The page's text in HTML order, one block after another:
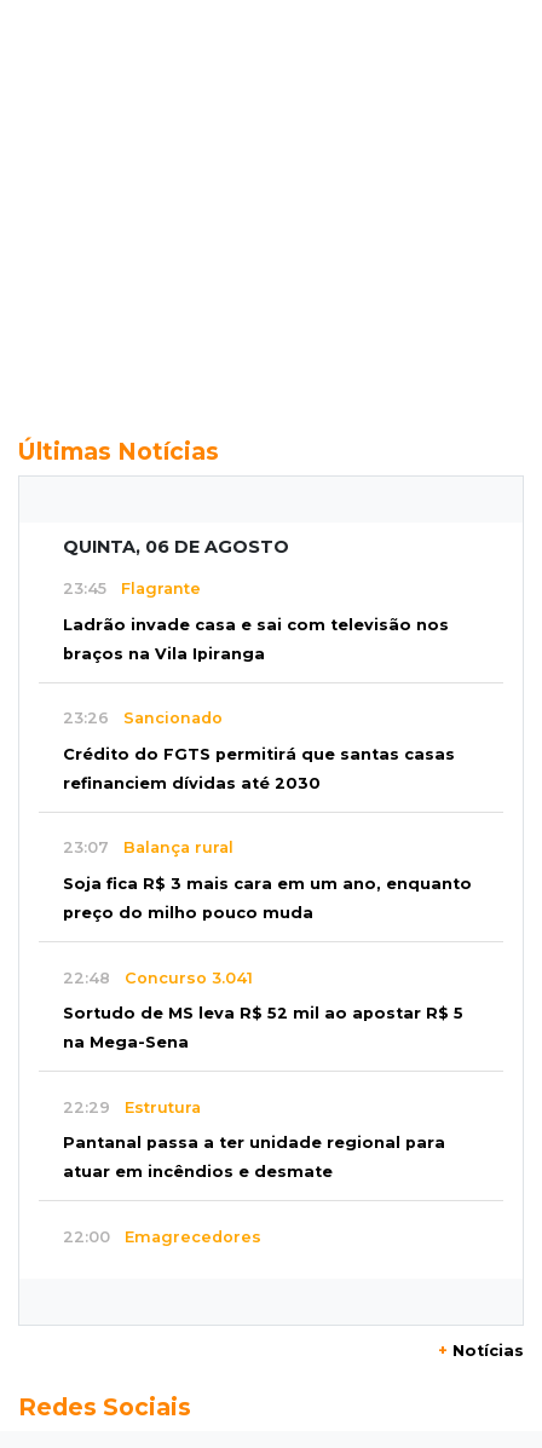
Últimas Notícias
QUINTA, 06 DE AGOSTO
23:45 Flagrante
Ladrão invade casa e sai com televisão nos
braços na Vila Ipiranga
23:26 Sancionado
Crédito do FGTS permitirá que santas casas
refinanciem dívidas até 2030
23:07 Balança rural
Soja fica R$ 3 mais cara em um ano, enquanto
preço do milho pouco muda
22:48 Concurso 3.041
Sortudo de MS leva R$ 52 mil ao apostar R$ 5
na Mega-Sena
22:29 Estrutura
Pantanal passa a ter unidade regional para
atuar em incêndios e desmate
22:00 Emagrecedores
Granizo danifica telhados e plantações
+ Notícias
Redes Sociais